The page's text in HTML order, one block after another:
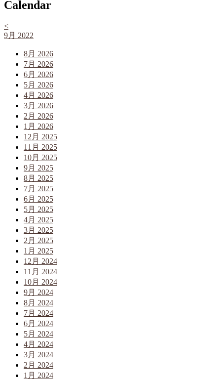
Calendar
<
9月 2022
8月 2026
7月 2026
6月 2026
5月 2026
4月 2026
3月 2026
2月 2026
1月 2026
12月 2025
11月 2025
10月 2025
9月 2025
8月 2025
7月 2025
6月 2025
5月 2025
4月 2025
3月 2025
2月 2025
1月 2025
12月 2024
11月 2024
10月 2024
9月 2024
8月 2024
7月 2024
6月 2024
5月 2024
4月 2024
3月 2024
2月 2024
1月 2024